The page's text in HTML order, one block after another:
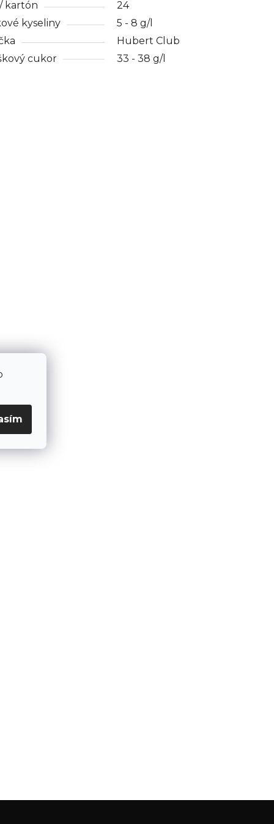
kartón
24
kyseliny
5 - 8 g/l
Hubert Club
cukor
33 - 38 g/l